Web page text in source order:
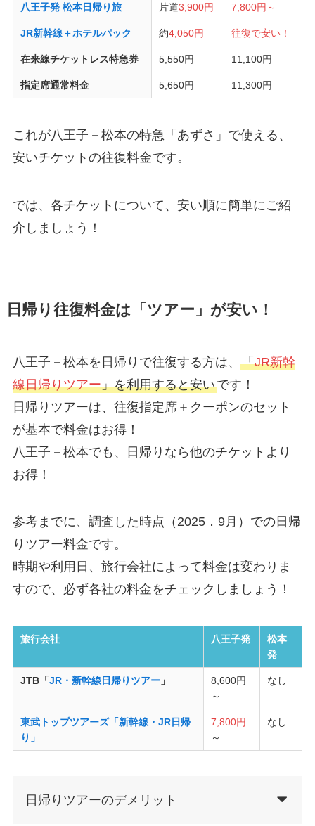
八王子発 松本日帰り旅 片道3,900円 7,800円～
JR新幹線＋ホテルパック 約4,050円 往復で安い！
在来線チケットレス特急券 5,550円 11,100円
指定席通常料金 5,650円 11,300円
これが八王子－松本の特急「あずさ」で使える、
安いチケットの往復料金です。
では、各チケットについて、安い順に簡単にご紹
介しましょう！
日帰り往復料金は「ツアー」が安い！
八王子－松本を日帰りで往復する方は、 「JR新幹
線日帰りツアー」を利用すると安いです！
日帰りツアーは、往復指定席＋クーポンのセット
が基本で料金はお得！
八王子－松本でも、日帰りなら他のチケットより
お得！
参考までに、調査した時点（2025．9月）での日帰
りツアー料金です。
時期や利用日、旅行会社によって料金は変わりま
すので、必ず各社の料金をチェックしましょう！
旅行会社 八王子発
松本
発
JTB「JR・新幹線日帰りツアー 」
8,600円
～
なし
東武トップツアーズ「新幹線・JR日帰
り」
7,800円
～
なし
日帰りツアーのデメリット